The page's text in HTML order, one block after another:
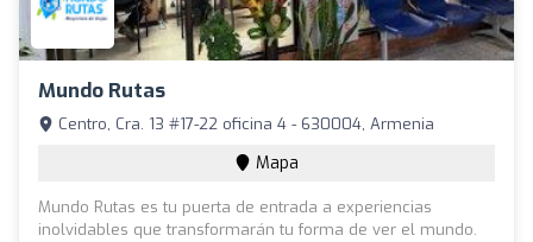
Mundo Rutas
Centro, Cra. 13 #17-22 oficina 4 - 630004, Armenia
Mapa
Mundo Rutas es tu puerta de entrada a experiencias
inolvidables que transformarán tu forma de ver el mundo.